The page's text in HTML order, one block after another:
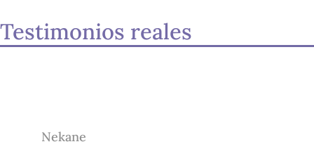
Testimonios reales
Nekane